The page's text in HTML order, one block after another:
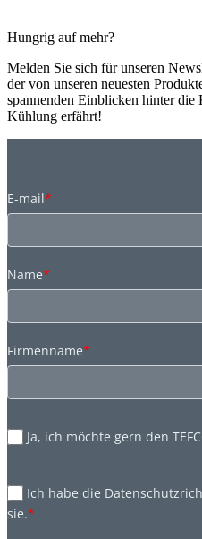
Hungrig auf mehr?
Melden Sie sich für unseren
der von unseren neuesten
spannenden Einblicken hinter die
Kühlung erfährt!
E-mail*
Name*
Firmenname*
Ja, ich möchte gern den
Ich habe die
sie.*